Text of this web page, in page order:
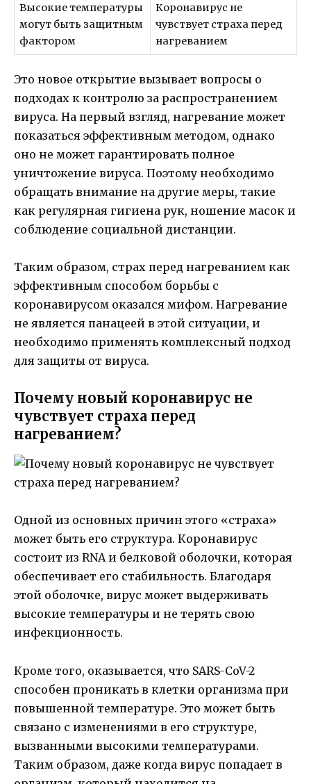
Высокие температуры
могут быть защитным
фактором
Коронавирус не
чувствует страха перед
нагреванием
Это новое открытие вызывает вопросы о
подходах к контролю за распространением
вируса. На первый взгляд, нагревание может
показаться эффективным методом, однако
оно не может гарантировать полное
уничтожение вируса. Поэтому необходимо
обращать внимание на другие меры, такие
как регулярная гигиена рук, ношение масок и
соблюдение социальной дистанции.
Таким образом, страх перед нагреванием как
эффективным способом борьбы с
коронавирусом оказался мифом. Нагревание
не является панацеей в этой ситуации, и
необходимо применять комплексный подход
для защиты от вируса.
Почему новый коронавирус не
чувствует страха перед
нагреванием?
Одной из основных причин этого «страха»
может быть его структура. Коронавирус
состоит из RNA и белковой оболочки, которая
обеспечивает его стабильность. Благодаря
этой оболочке, вирус может выдерживать
высокие температуры и не терять свою
инфекционность.
Кроме того, оказывается, что SARS-CoV-2
способен проникать в клетки организма при
повышенной температуре. Это может быть
связано с изменениями в его структуре,
вызванными высокими температурами.
Таким образом, даже когда вирус попадает в